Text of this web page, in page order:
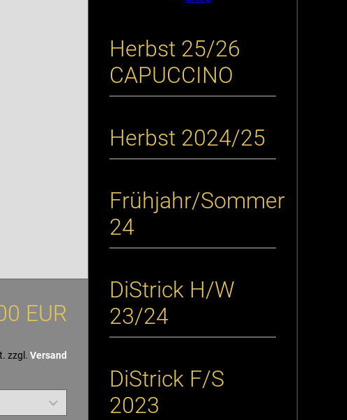
EUR
zzgl. Versand
Herbst 25/26
CAPUCCINO
Herbst 2024/25
Frühjahr/Sommer
24
DiStrick H/W
23/24
DiStrick F/S
2023